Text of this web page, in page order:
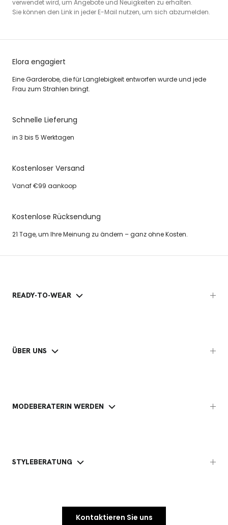
verwendet wird, um Angebote und Neuigkeiten zu erhalten.
Sie können den Link in jeder E-Mail nutzen, um sich abzumelden.
Elora engagiert
Eine Garderobe, die für Langlebigkeit entworfen wurde und jede
Frau zum Strahlen bringt.
Schnelle Lieferung
in 3 bis 5 Werktagen
Kostenloser Versand
Vanaf €99 aankoop
Kostenlose Rücksendung
21 Tage, um Ihre Meinung zu ändern – ganz ohne Kosten.
READY-TO-WEAR
ÜBER UNS
MODEBERATERIN WERDEN
STYLEBERATUNG
Kontaktieren Sie uns